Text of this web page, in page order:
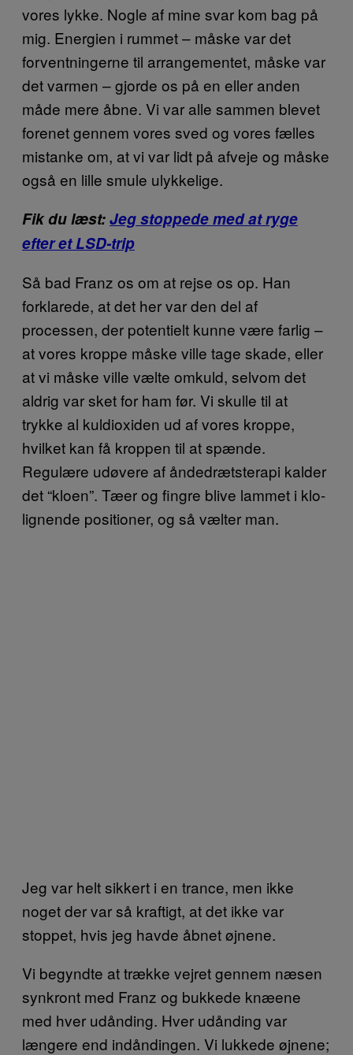
vores lykke. Nogle af mine svar kom bag på
mig. Energien i rummet – måske var det
forventningerne til arrangementet, måske var
det varmen – gjorde os på en eller anden
måde mere åbne. Vi var alle sammen blevet
forenet gennem vores sved og vores fælles
mistanke om, at vi var lidt på afveje og måske
også en lille smule ulykkelige.
Fik du læst:Jeg stoppede med at ryge
efter et LSD-trip
Så bad Franz os om at rejse os op. Han
forklarede, at det her var den del af
processen, der potentielt kunne være farlig –
at vores kroppe måske ville tage skade, eller
at vi måske ville vælte omkuld, selvom det
aldrig var sket for ham før. Vi skulle til at
trykke al kuldioxiden ud af vores kroppe,
hvilket kan få kroppen til at spænde.
Regulære udøvere af åndedrætsterapi kalder
det “kloen”. Tæer og fingre blive lammet i klo-
lignende positioner, og så vælter man.
Jeg var helt sikkert i en trance, men ikke
noget der var så kraftigt, at det ikke var
stoppet, hvis jeg havde åbnet øjnene.
Vi begyndte at trække vejret gennem næsen
synkront med Franz og bukkede knæene
med hver udånding. Hver udånding var
længere end indåndingen. Vi lukkede øjnene;